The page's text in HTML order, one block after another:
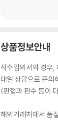
상품정보안내
직수입외서의 경우,
대일 상담으로 문의
(판형과 판수 등이
해외거래처에서 품